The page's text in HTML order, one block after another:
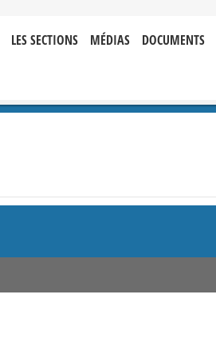
LES SECTIONS MÉDIAS DOCUMENTS